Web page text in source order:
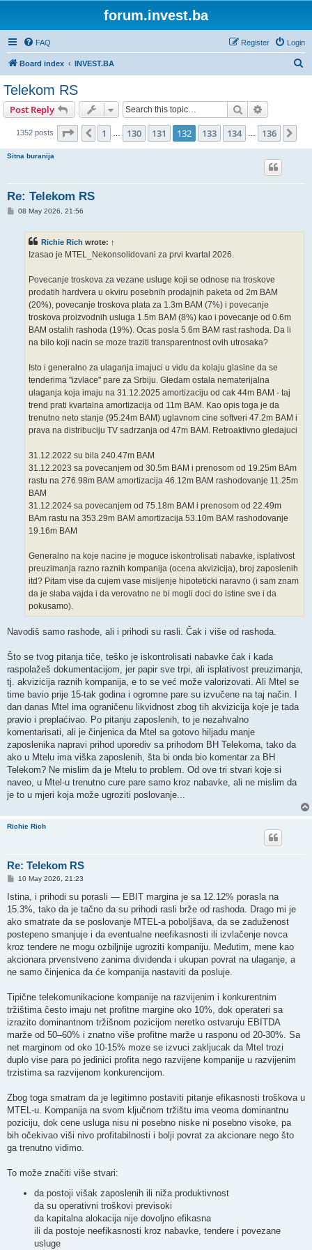
forum.invest.ba
FAQ Login
Register
Board index INVEST.BA
Telekom RS
Post Reply Search
1352 posts Page 132 of 136
Previous
1 130 131 132 133 134 136
Sitna buranija
Re: Telekom RS
P08 May 2026, 21:56
Richie Rich wrote: ↑
Izasao je MTEL_Nekonsolidovani za prvi kvartal 2026.
Povecanje troskova za vezane usluge koji se odnose na troskove
prodatih hardvera u okviru posebnih prodajnih paketa od 2m BAM
(20%), povecanje troskova plata za 1.3m BAM (7%) i povecanje
troskova proizvodnih usluga 1.5m BAM (8%) kao i povecanje od 0.6m
BAM ostalih rashoda (19%). Ocas posla 5.6m BAM rast rashoda. Da li
na bilo koji nacin se moze traziti transparentnost ovih utrosaka?
Isto i generalno za ulaganja imajuci u vidu da kolaju glasine da se
tenderima "izvlace" pare za Srbiju. Gledam ostala nematerijalna
ulaganja koja imaju na 31.12.2025 amortizaciju od cak 44m BAM - taj
trend prati kvartalna amortizacija od 11m BAM. Kao opis toga je da
trenutno neto stanje (95.24m BAM) uglavnom cine softveri 47.2m BAM i
prava na distribuciju TV sadrzanja od 47m BAM. Retroaktivno gledajuci
31.12.2022 su bila 240.47m BAM
31.12.2023 sa povecanjem od 30.5m BAM i prenosom od 19.25m BAm
rastu na 276.98m BAM amortizacija 46.12m BAM rashodovanje 11.25m
BAM
31.12.2024 sa povecanjem od 75.18m BAM i prenosom od 22.49m
BAm rastu na 353.29m BAM amortizacija 53.10m BAM rashodovanje
19.16m BAM
Generalno na koje nacine je moguce iskontrolisati nabavke, isplativost
preuzimanja razno raznih kompanija (ocena akvizicija), broj zaposlenih
itd? Pitam vise da cujem vase misljenje hipoteticki naravno (i sam znam
da je slaba vajda i da verovatno ne bi mogli doci do istine sve i da
pokusamo).
Navodiš samo rashode, ali i prihodi su rasli. Čak i više od rashoda.
Što se tvog pitanja tiče, teško je iskontrolisati nabavke čak i kada
raspolažeš dokumentacijom, jer papir sve trpi, ali isplativost preuzimanja,
tj. akvizicija raznih kompanija, e to se već može valorizovati. Ali Mtel se
time bavio prije 15-tak godina i ogromne pare su izvučene na taj način. I
dan danas Mtel ima ograničenu likvidnost zbog tih akvizicija koje je tada
pravio i preplaćivao. Po pitanju zaposlenih, to je nezahvalno
komentarisati, ali je činjenica da Mtel sa gotovo hiljadu manje
zaposlenika napravi prihod uporediv sa prihodom BH Telekoma, tako da
ako u Mtelu ima viška zaposlenih, šta bi onda bio komentar za BH
Telekom? Ne mislim da je Mtelu to problem. Od ove tri stvari koje si
naveo, u Mtel-u trenutno cure pare samo kroz nabavke, ali ne mislim da
je to u mjeri koja može ugroziti poslovanje...
Richie Rich
Re: Telekom RS
P
s
10 May 2026, 21:23
Istina, i prihodi su porasli — EBIT margina je sa 12.12% porasla na
15.3%, tako da je tačno da su prihodi rasli brže od rashoda. Drago mi je
ako smatrate da se poslovanje MTEL-a poboljšava, da se zaduženost
postepeno smanjuje i da eventualne neefikasnosti ili izvlačenje novca
kroz tendere ne mogu ozbiljnije ugroziti kompaniju. Međutim, mene kao
akcionara prvenstveno zanima dividenda i ukupan povrat na ulaganje, a
ne samo činjenica da će kompanija nastaviti da posluje.
Tipične telekomunikacione kompanije na razvijenim i konkurentnim
tržištima često imaju net profitne margine oko 10%, dok operateri sa
izrazito dominantnom tržišnom pozicijom neretko ostvaruju EBITDA
marže od 50–60% i znatno više profitne marže u rasponu od 20-30%. Sa
net marginom od oko 10-15% moze se izvuci zakljucak da Mtel trozi
duplo vise para po jedinici profita nego razvijene kompanije u razvijenim
trzistima sa razvijenom konkurencijom.
Zbog toga smatram da je legitimno postaviti pitanje efikasnosti troškova u
MTEL-u. Kompanija na svom ključnom tržištu ima veoma dominantnu
poziciju, dok cene usluga nisu ni posebno niske ni posebno visoke, pa
bih očekivao viši nivo profitabilnosti i bolji povrat za akcionare nego što
ga trenutno vidimo.
To može značiti više stvari:
da postoji višak zaposlenih ili niža produktivnost
da su operativni troškovi previsoki
da kapitalna alokacija nije dovoljno efikasna
ili da postoje neefikasnosti kroz nabavke, tendere i povezane
usluge